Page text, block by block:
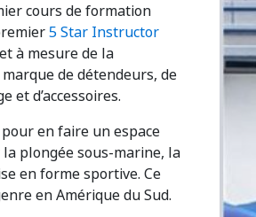
cours de formation
5 Star Instructor
à mesure de la
de détendeurs, de
et d’accessoires.
en faire un espace
plongée sous-marine, la
en forme sportive. Ce
en Amérique du Sud.